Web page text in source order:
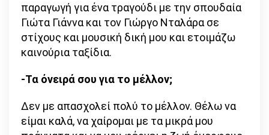
παραγωγή για ένα τραγούδι με την σπουδαία
Γιώτα Γιάννα και τον Γιώργο Νταλάρα σε
στίχους και μουσική δική μου και ετοιμάζω
καινούρια ταξίδια.
-Τα όνειρά σου για το μέλλον;
Δεν με απασχολεί πολύ το μέλλον. Θέλω να
είμαι καλά, να χαίρομαι με τα μικρά μου